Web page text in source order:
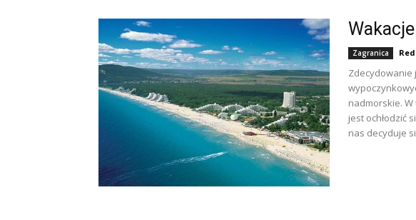
Zagranica
Zdecydowanie
nadmorskie.
jest ochłodzić
nas decyduje